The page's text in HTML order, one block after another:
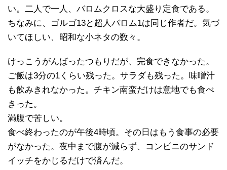
い。二人で一人、バロムクロスな大盛り定食である。
ちなみに、ゴルゴ13と超人バロム1は同じ作者だ。気づ
いてほしい、昭和な小ネタの数々。
けっこうがんばったつもりだが、完食できなかった。
ご飯は3分の1くらい残った。サラダも残った。味噌汁
も飲みきれなかった。チキン南蛮だけは意地でも食べ
きった。
満腹で苦しい。
食べ終わったのが午後4時頃。その日はもう食事の必要
がなかった。夜中まで腹が減らず、コンビニのサンド
イッチをかじるだけで済んだ。